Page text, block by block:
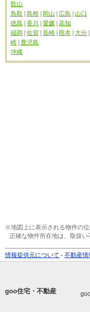
歌山
鳥取
島根 岡山 広島
山口
徳島
香川 愛媛 高知
福岡
佐賀 長崎 熊本 大分
崎
鹿児島
沖縄
※地図上に表示される物件の
正確な物件所在地は、取扱い
情報提供元について - 不動産情
goo住宅・不動産